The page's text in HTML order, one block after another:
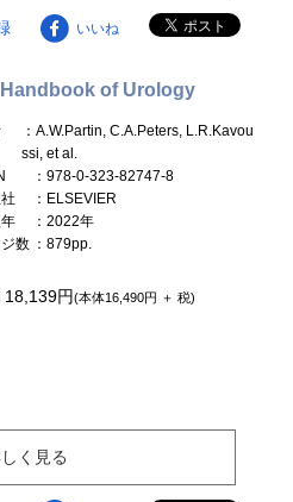
いいね
of Urology
：A.W.Partin, C.A.Peters, L.R.Kavou
ssi, et al.
：978-0-323-82747-8
：ELSEVIER
：2022年
数 ：879pp.
18,139円(本体16,490円 ＋ 税)
く見る